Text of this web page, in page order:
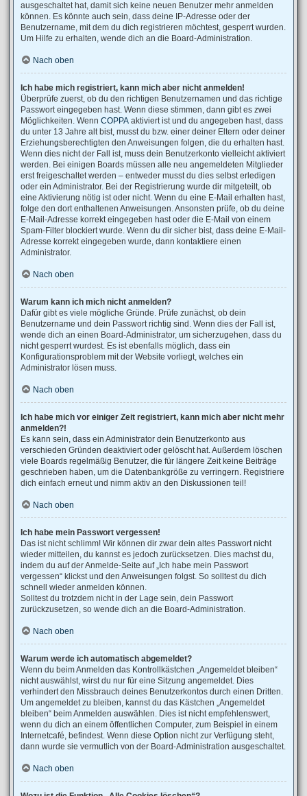
ausgeschaltet hat, damit sich keine neuen Benutzer mehr anmelden
können. Es könnte auch sein, dass deine IP-Adresse oder der
Benutzername, mit dem du dich registrieren möchtest, gesperrt wurden.
Um Hilfe zu erhalten, wende dich an die Board-Administration.
Nach oben
Ich habe mich registriert, kann mich aber nicht anmelden!
Überprüfe zuerst, ob du den richtigen Benutzernamen und das richtige
Passwort eingegeben hast. Wenn diese stimmen, dann gibt es zwei
Möglichkeiten. Wenn COPPA aktiviert ist und du angegeben hast, dass
du unter 13 Jahre alt bist, musst du bzw. einer deiner Eltern oder deiner
Erziehungsberechtigten den Anweisungen folgen, die du erhalten hast.
Wenn dies nicht der Fall ist, muss dein Benutzerkonto vielleicht aktiviert
werden. Bei einigen Boards müssen alle neu angemeldeten Mitglieder
erst freigeschaltet werden – entweder musst du dies selbst erledigen
oder ein Administrator. Bei der Registrierung wurde dir mitgeteilt, ob
eine Aktivierung nötig ist oder nicht. Wenn du eine E-Mail erhalten hast,
folge den dort enthaltenen Anweisungen. Ansonsten prüfe, ob du deine
E-Mail-Adresse korrekt eingegeben hast oder die E-Mail von einem
Spam-Filter blockiert wurde. Wenn du dir sicher bist, dass deine E-Mail-
Adresse korrekt eingegeben wurde, dann kontaktiere einen
Administrator.
Nach oben
Warum kann ich mich nicht anmelden?
Dafür gibt es viele mögliche Gründe. Prüfe zunächst, ob dein
Benutzername und dein Passwort richtig sind. Wenn dies der Fall ist,
wende dich an einen Board-Administrator, um sicherzugehen, dass du
nicht gesperrt wurdest. Es ist ebenfalls möglich, dass ein
Konfigurationsproblem mit der Website vorliegt, welches ein
Administrator lösen muss.
Nach oben
Ich habe mich vor einiger Zeit registriert, kann mich aber nicht mehr
anmelden?!
Es kann sein, dass ein Administrator dein Benutzerkonto aus
verschieden Gründen deaktiviert oder gelöscht hat. Außerdem löschen
viele Boards regelmäßig Benutzer, die für längere Zeit keine Beiträge
geschrieben haben, um die Datenbankgröße zu verringern. Registriere
dich einfach erneut und nimm aktiv an den Diskussionen teil!
Nach oben
Ich habe mein Passwort vergessen!
Das ist nicht schlimm! Wir können dir zwar dein altes Passwort nicht
wieder mitteilen, du kannst es jedoch zurücksetzen. Dies machst du,
indem du auf der Anmelde-Seite auf „Ich habe mein Passwort
vergessen“ klickst und den Anweisungen folgst. So solltest du dich
schnell wieder anmelden können.
Solltest du trotzdem nicht in der Lage sein, dein Passwort
zurückzusetzen, so wende dich an die Board-Administration.
Nach oben
Warum werde ich automatisch abgemeldet?
Wenn du beim Anmelden das Kontrollkästchen „Angemeldet bleiben“
nicht auswählst, wirst du nur für eine Sitzung angemeldet. Dies
verhindert den Missbrauch deines Benutzerkontos durch einen Dritten.
Um angemeldet zu bleiben, kannst du das Kästchen „Angemeldet
bleiben“ beim Anmelden auswählen. Dies ist nicht empfehlenswert,
wenn du dich an einem öffentlichen Computer, zum Beispiel in einem
Internetcafé, befindest. Wenn diese Option nicht zur Verfügung steht,
dann wurde sie vermutlich von der Board-Administration ausgeschaltet.
Nach oben